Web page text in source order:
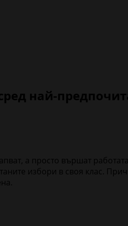
най-
а просто вършат
избори в своя клас.